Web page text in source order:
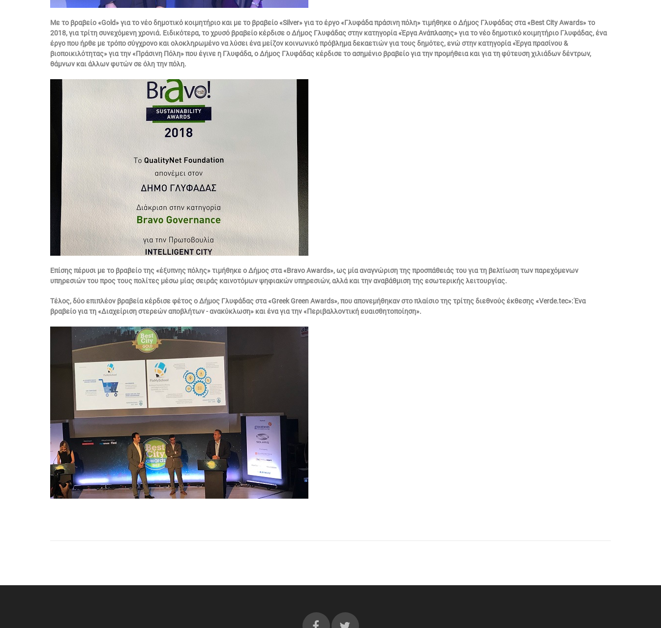
Με το βραβείο «Gold» για το νέο δημοτικό κοιμητήριο και με το βραβείο «Silver» για το έργο «Γλυφάδα πράσινη πόλη» τιμήθηκε ο Δήμος Γλυφάδας στα «Best City Awards» το
2018, για τρίτη συνεχόμενη χρονιά. Ειδικότερα, το χρυσό βραβείο κέρδισε ο Δήμος Γλυφάδας στην κατηγορία «Έργα Ανάπλασης» για το νέο δημοτικό κοιμητήριο Γλυφάδας, ένα
έργο που ήρθε με τρόπο σύγχρονο και ολοκληρωμένο να λύσει ένα μείζον κοινωνικό πρόβλημα δεκαετιών για τους δημότες, ενώ στην κατηγορία «Έργα πρασίνου &
βιοποικιλότητας» για την «Πράσινη Πόλη» που έγινε η Γλυφάδα, ο Δήμος Γλυφάδας κέρδισε το ασημένιο βραβείο για την προμήθεια και για τη φύτευση χιλιάδων δέντρων,
θάμνων και άλλων φυτών σε όλη την πόλη.
Επίσης πέρυσι με το βραβείο της «έξυπνης πόλης» τιμήθηκε ο Δήμος στα «Bravo Awards», ως μία αναγνώριση της προσπάθειάς του για τη βελτίωση των παρεχόμενων
υπηρεσιών του προς τους πολίτες μέσω μίας σειράς καινοτόμων ψηφιακών υπηρεσιών, αλλά και την αναβάθμιση της εσωτερικής λειτουργίας.
Τέλος, δύο επιπλέον βραβεία κέρδισε φέτος ο Δήμος Γλυφάδας στα «Greek Green Awards», που απονεμήθηκαν στο πλαίσιο της τρίτης διεθνούς έκθεσης «Verde.tec»: Ένα
βραβείο για τη «Διαχείριση στερεών αποβλήτων - ανακύκλωση» και ένα για την «Περιβαλλοντική ευαισθητοποίηση».